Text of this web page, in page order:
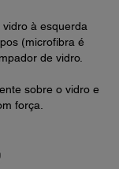
à esquerda
(microfibra é
de vidro.
sobre o vidro e
força.